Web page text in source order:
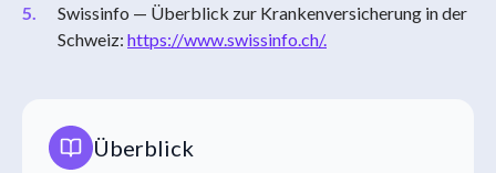
Swissinfo — Überblick zur Krankenversicherung in der
Schweiz: https://www.swissinfo.ch/.
Überblick